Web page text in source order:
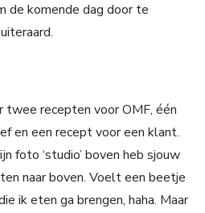
de komende dag door te
twee recepten voor OMF, één
en een recept voor een klant.
foto ‘studio’ boven heb sjouw
naar boven. Voelt een beetje
ik eten ga brengen, haha. Maar